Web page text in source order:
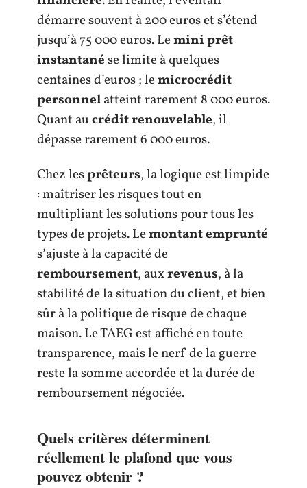
démarre souvent à 200 euros et s’étend
jusqu’à 75 000 euros. Lemini prêt
instantanése limite à quelques
centaines d’euros ; lemicrocrédit
personnelatteint rarement 8 000 euros.
Quant aucrédit renouvelable, il
dépasse rarement 6 000 euros.
Chez lesprêteurs, la logique est limpide
: maîtriser les risques tout en
multipliant les solutions pour tous les
types de projets. Lemontant emprunté
s’ajuste à la capacité de
remboursement, auxrevenus, à la
stabilité de la situation du client, et bien
sûr à la politique de risque de chaque
maison. Le TAEG est affiché en toute
transparence, mais le nerf de la guerre
reste la somme accordée et la durée de
remboursement négociée.
Quels critères déterminent
réellement le plafond que vous
pouvez obtenir ?